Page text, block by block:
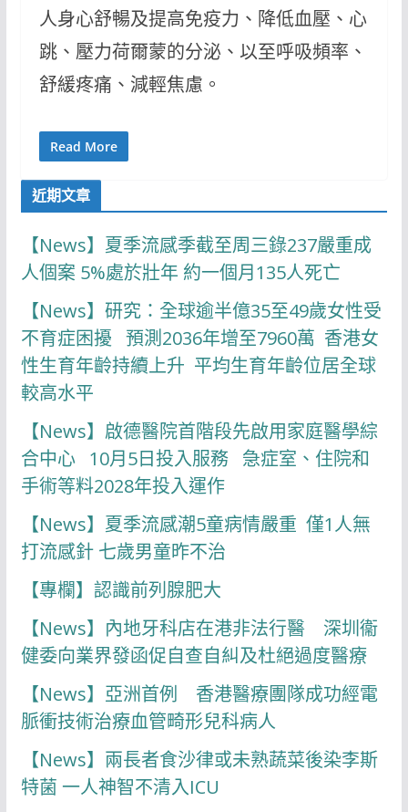
人身心舒暢及提高免疫力、降低血壓、心
跳、壓力荷爾蒙的分泌、以至呼吸頻率、
舒緩疼痛、減輕焦慮。
Read More
近期文章
【News】夏季流感季截至周三錄237嚴重成
人個案 5%處於壯年 約一個月135人死亡
【News】研究：全球逾半億35至49歲女性受
不育症困擾 預測2036年增至7960萬 香港女
性生育年齡持續上升 平均生育年齡位居全球
較高水平
【News】啟德醫院首階段先啟用家庭醫學綜
合中心 10月5日投入服務 急症室、住院和
手術等料2028年投入運作
【News】夏季流感潮5童病情嚴重 僅1人無
打流感針 七歲男童昨不治
【專欄】認識前列腺肥大
【News】內地牙科店在港非法行醫 深圳衞
健委向業界發函促自查自糾及杜絕過度醫療
【News】亞洲首例 香港醫療團隊成功經電
脈衝技術治療血管畸形兒科病人
【News】兩長者食沙律或未熟蔬菜後染李斯
特菌 一人神智不清入ICU